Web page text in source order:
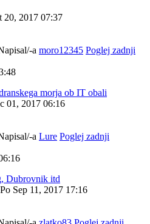
20, 2017 07:37
a moro12345 Poglej zadnji
morja ob IT obali
01, 2017 06:16
a Lure Poglej zadnji
Dubrovnik itd
Sep 11, 2017 17:16